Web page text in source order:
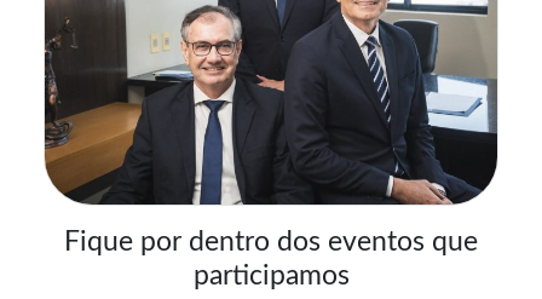
Fique por dentro dos eventos que
participamos